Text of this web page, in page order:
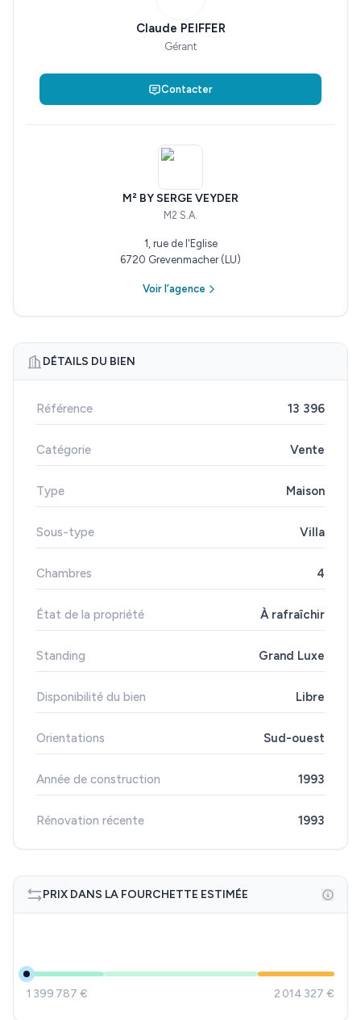
Claude PEIFFER
Gérant
Contacter
M² BY SERGE VEYDER
M2 S.A.
1, rue de l'Eglise
6720 Grevenmacher (LU)
Voir l’agence
DÉTAILS DU BIEN
Référence 13 396
Catégorie Vente
Type Maison
Sous-type Villa
Chambres 4
État de la propriété À rafraîchir
Standing Grand Luxe
Disponibilité du bien Libre
Orientations Sud-ouest
Année de construction 1993
Rénovation récente 1993
PRIX DANS LA FOURCHETTE ESTIMÉE
1 399 787 € 2 014 327 €